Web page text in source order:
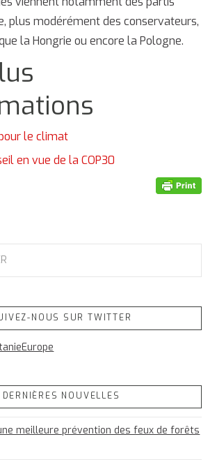
plus modérément des conservateurs,
la Hongrie ou encore la Pologne.
le climat
en vue de la COP30
NOUS SUR TWITTER
DERNIÈRES NOUVELLES
meilleure prévention des feux de forêts